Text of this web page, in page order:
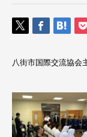
八街市国際交流協会